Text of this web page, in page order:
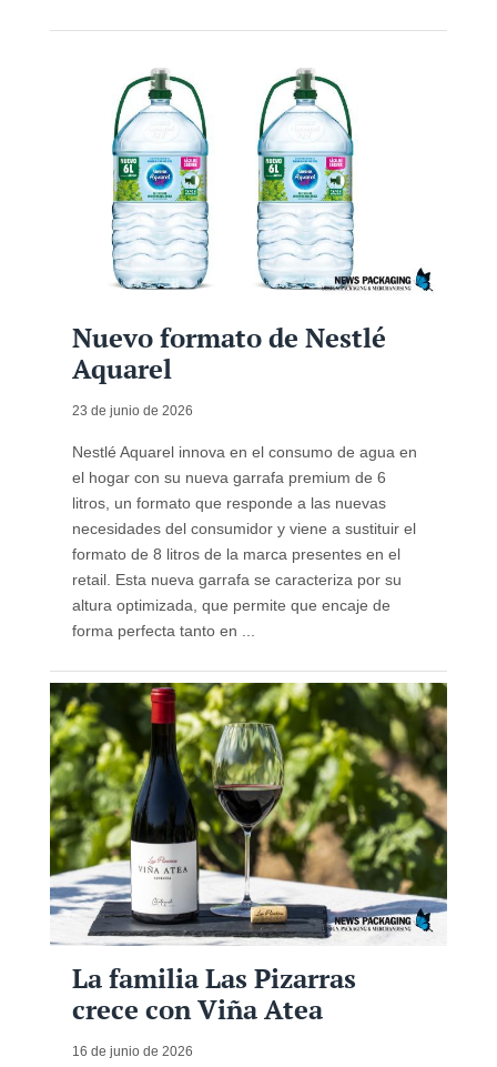
Nuevo formato de Nestlé
Aquarel
23 de junio de 2026
Nestlé Aquarel innova en el consumo de agua en
el hogar con su nueva garrafa premium de 6
litros, un formato que responde a las nuevas
necesidades del consumidor y viene a sustituir el
formato de 8 litros de la marca presentes en el
retail. Esta nueva garrafa se caracteriza por su
altura optimizada, que permite que encaje de
forma perfecta tanto en ...
La familia Las Pizarras
crece con Viña Atea
16 de junio de 2026